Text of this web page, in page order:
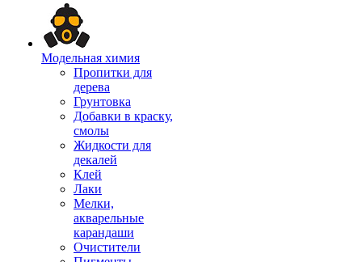
Модельная химия
Пропитки для
дерева
Грунтовка
Добавки в краску,
смолы
Жидкости для
декалей
Клей
Лаки
Мелки,
акварельные
карандаши
Очистители